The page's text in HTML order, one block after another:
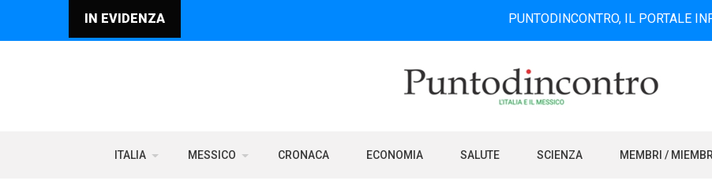
IN EVIDENZA PUNTODINCONTRO, IL PORTALE
ITALIA MESSICO CRONACA ECONOMIA SALUTE SCIENZA MEMBRI /